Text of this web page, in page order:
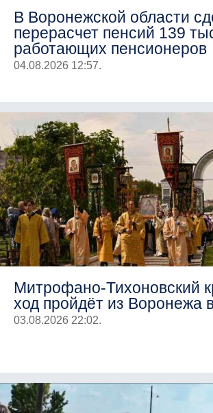
В Воронежской области
перерасчет пенсий 139
работающих пенсионеров
04.08.2026 12:57.
Митрофано-Тихоновский
ход пройдёт из Воронежа
03.08.2026 22:02.